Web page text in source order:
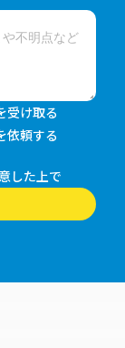
受け取る
依頼する
した上で